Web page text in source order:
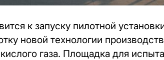
к запуску пилотной
новой технологии
газа. Площадка для